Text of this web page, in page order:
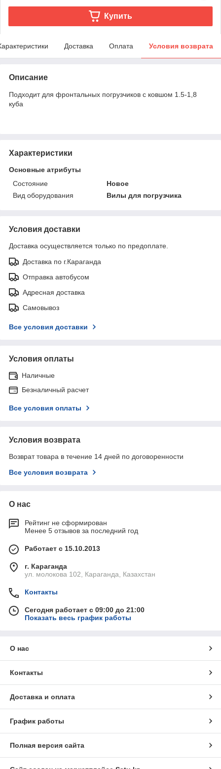
Купить
Доставка Оплата Условия возврата
Описание
Подходит для фронтальных погрузчиков с ковшом 1.5-1,8
куба
Характеристики
Основные атрибуты
Состояние
Новое
Вид оборудования
Вилы для погрузчика
Условия доставки
Доставка осуществляется только по предоплате.
Доставка по г.Караганда
Отправка автобусом
Адресная доставка
Самовывоз
Все условия доставки
Условия оплаты
Наличные
Безналичный расчет
Все условия оплаты
Условия возврата
Возврат товара в течение 14 дней по договоренности
Все условия возврата
О нас
Рейтинг не сформирован
Менее 5 отзывов за последний год
Работает с 15.10.2013
г. Караганда
ул. молокова 102, Караганда, Казахстан
Контакты
Сегодня работает с 09:00 до 21:00
Показать весь график работы
О нас
Контакты
Доставка и оплата
График работы
Полная версия сайта